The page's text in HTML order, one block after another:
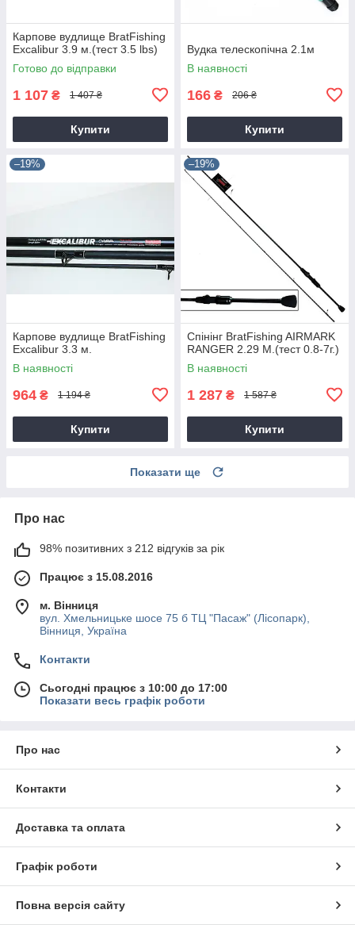
Карпове вудлище BratFishing
Excalibur 3.9 м.(тест 3.5 lbs)
Готово до відправки
1 107 ₴ 1 407 ₴
Купити
Вудка телескопічна 2.1м
В наявності
166 ₴ 206 ₴
Купити
–19%
Карпове вудлище BratFishing
Excalibur 3.3 м.
В наявності
964 ₴ 1 194 ₴
Купити
–19%
Спінінг BratFishing AIRMARK
RANGER 2.29 М.(тест 0.8-7г.)
В наявності
1 287 ₴ 1 587 ₴
Купити
Показати ще
Про нас
98% позитивних з 212 відгуків за рік
Працює з 15.08.2016
м. Вінниця
вул. Хмельницьке шосе 75 б ТЦ "Пасаж" (Лісопарк),
Вінниця, Україна
Контакти
Сьогодні працює з 10:00 до 17:00
Показати весь графік роботи
Про нас
Контакти
Доставка та оплата
Графік роботи
Повна версія сайту